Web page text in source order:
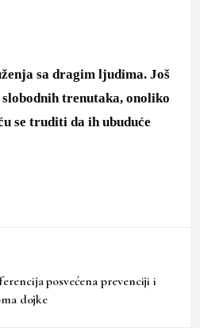
sa dragim ljudima. Još
trenutaka, onoliko
se truditi da ih ubuduće
posvećena prevenciji i
dojke